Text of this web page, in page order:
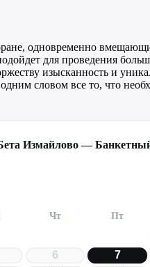
одновременно
для проведения
изысканность и
словом все то, что
Измайлово —
Чт Пт
6 7